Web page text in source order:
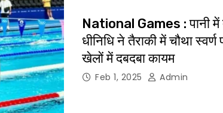
National Games : पानी
धीनिधि ने तैराकी में चौथा स्वर्ण
खेलों में दबदबा कायम
Feb 1, 2025 Admin